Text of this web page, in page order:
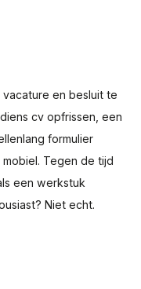
en besluit te
cv opfrissen, een
formulier
Tegen de tijd
een werkstuk
Niet echt.